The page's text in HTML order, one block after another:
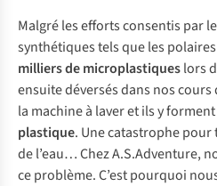
Malgré les efforts consentis par
synthétiques tels que les
milliers de microplastiqueslors
ensuite déversés dans nos cours
la machine à laver et ils y
plastique. Une catastrophe
de l’eau… Chez A.S.Adventure,
ce problème. C’est pourquoi